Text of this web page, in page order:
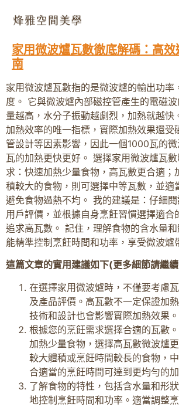
家用微波爐瓦數徹底解碼：高
南
家用微波爐瓦數指的是微波爐的輸出功率
度。 它與微波爐內部磁控管產生的電磁
量越高，水分子振動越劇烈，加熱就越快
加熱效率的唯一指標，實際加熱效果還受
管設計等因素影響，因此一個1000瓦的
瓦的加熱更快更好。 選擇家用微波爐瓦
求：快速加熱少量食物，高瓦數更合適；
積較大的食物，則可選擇中等瓦數，並適
避免食物過熱不均。 我的建議是：仔細
用戶評價，並根據自身烹飪習慣選擇適合
追求高瓦數。 記住，理解食物的含水量
能精準控制烹飪時間和功率，享受微波爐
這篇文章的實用建議如下(更多細節請繼
在選擇家用微波爐時，不僅要考慮
及產品評價。高瓦數不一定保證加
技術和設計也會影響實際加熱效果。
根據您的烹飪需求選擇合適的瓦數
加熱少量食物，選擇高瓦數微波爐
較大體積或烹飪時間較長的食物，
合適當的烹飪時間可達到更均勻的
了解食物的特性，包括含水量和形
地控制烹飪時間和功率。適當調整